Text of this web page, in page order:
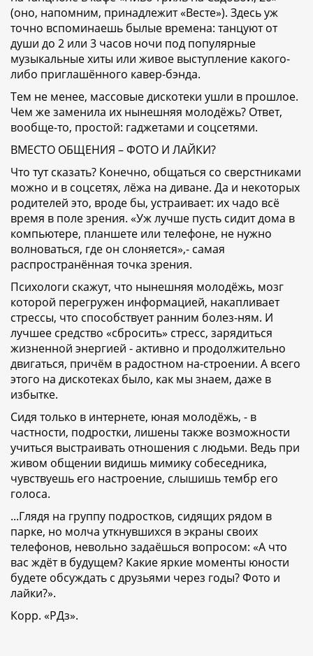
(оно, напомним, принадлежит «Весте»). Здесь уж
точно вспоминаешь былые времена: танцуют от
души до 2 или 3 часов ночи под популярные
музыкальные хиты или живое выступление какого-
либо приглашённого кавер-бэнда.
Тем не менее, массовые дискотеки ушли в прошлое.
Чем же заменила их нынешняя молодёжь? Ответ,
вообще-то, простой: гаджетами и соцсетями.
ВМЕСТО ОБЩЕНИЯ – ФОТО И ЛАЙКИ?
Что тут сказать? Конечно, общаться со сверстниками
можно и в соцсетях, лёжа на диване. Да и некоторых
родителей это, вроде бы, устраивает: их чадо всё
время в поле зрения. «Уж лучше пусть сидит дома в
компьютере, планшете или телефоне, не нужно
волноваться, где он слоняется»,- самая
распространённая точка зрения.
Психологи скажут, что нынешняя молодёжь, мозг
которой перегружен информацией, накапливает
стрессы, что способствует ранним болез-ням. И
лучшее средство «сбросить» стресс, зарядиться
жизненной энергией - активно и продолжительно
двигаться, причём в радостном на-строении. А всего
этого на дискотеках было, как мы знаем, даже в
избытке.
Сидя только в интернете, юная молодёжь, - в
частности, подростки, лишены также возможности
учиться выстраивать отношения с людьми. Ведь при
живом общении видишь мимику собеседника,
чувствуешь его настроение, слышишь тембр его
голоса.
...Глядя на группу подростков, сидящих рядом в
парке, но молча уткнувшихся в экраны своих
телефонов, невольно задаёшься вопросом: «А что
вас ждёт в будущем? Какие яркие моменты юности
будете обсуждать с друзьями через годы? Фото и
лайки?».
Корр. «РДз».